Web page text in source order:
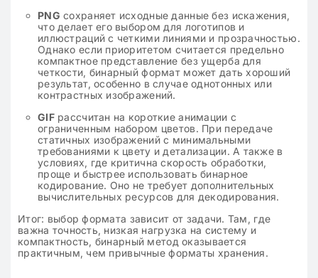
PNG сохраняет исходные данные без искажения,
что делает его выбором для логотипов и
иллюстраций с четкими линиями и прозрачностью.
Однако если приоритетом считается предельно
компактное представление без ущерба для
четкости, бинарный формат может дать хороший
результат, особенно в случае однотонных или
контрастных изображений.
GIFрассчитан на короткие анимации с
ограниченным набором цветов. При передаче
статичных изображений с минимальными
требованиями к цвету и детализации. А также в
условиях, где критична скорость обработки,
проще и быстрее использовать бинарное
кодирование. Оно не требует дополнительных
вычислительных ресурсов для декодирования.
Итог: выбор формата зависит от задачи. Там, где
важна точность, низкая нагрузка на систему и
компактность, бинарный метод оказывается
практичным, чем привычные форматы хранения.